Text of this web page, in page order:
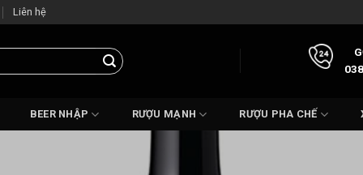
Liên hệ
BEER NHẬP RƯỢU MẠNH RƯỢU PHA CHẾ